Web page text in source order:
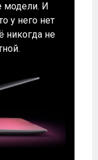
модели. И
у него нет
никогда не